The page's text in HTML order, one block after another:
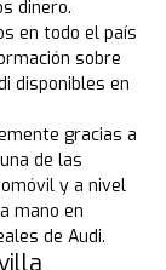
dinero.
en todo el país
sobre
disponibles en
gracias a
de las
y a nivel
mano en
de Audi.